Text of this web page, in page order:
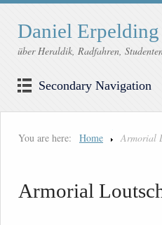
Daniel Erpelding
über Heraldik, Radfahren,
Secondary Navigation
You are here: Home Armorial
Armorial